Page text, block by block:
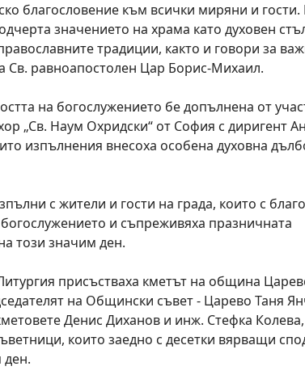
благословение към всички миряни и гости.
значението на храма като духовен
традиции, както и говори за
Св. равноапостолен Цар Борис-Михаил.
на богослужението бе допълнена от
„Св. Наум Охридски“ от София с диригент
изпълнения внесоха особена духовна
с жители и гости на града, които с
богослужението и съпреживяха празничната
този значим ден.
присъстваха кметът на община
на Общински съвет - Царево Таня
Денис Диханов и инж. Стефка Колева,
които заедно с десетки вярващи
ден.